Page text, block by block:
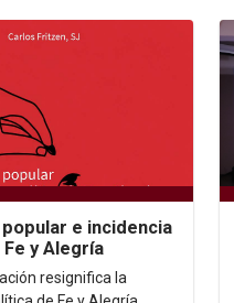
e incidencia
y Alegría
resignifica la